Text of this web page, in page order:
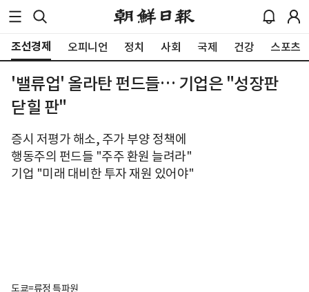
조선경제 오피니언 정치 사회 국제 건강 스포츠
'밸류업' 올라탄 펀드들… 기업은 "성장판
닫힐 판"
증시 저평가 해소, 주가 부양 정책에
행동주의 펀드들 "주주 환원 늘려라"
기업 "미래 대비한 투자 재원 있어야"
도쿄=류정 특파원